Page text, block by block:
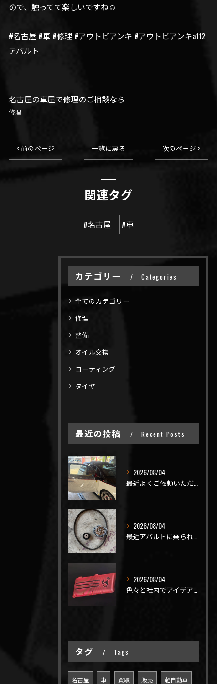
ので、触ってて楽しいですね☺️
#名古屋 #車 #修理 #アウトビアンキ #アウトビアンキa112
アバルト
名古屋の車屋で修理のご相談なら
修理
< 前のページ 一覧に戻る 次のページ >
関連タグ
#名古屋 #車
カテゴリー Categories
全てのカテゴリー
修理
整備
オイル交換
コーティング
タイヤ
最近の投稿 Recent Posts
2026/08/04
2026/08/04
2026/08/04
タグ Tags
名古屋 車 買取 販売 軽自動車